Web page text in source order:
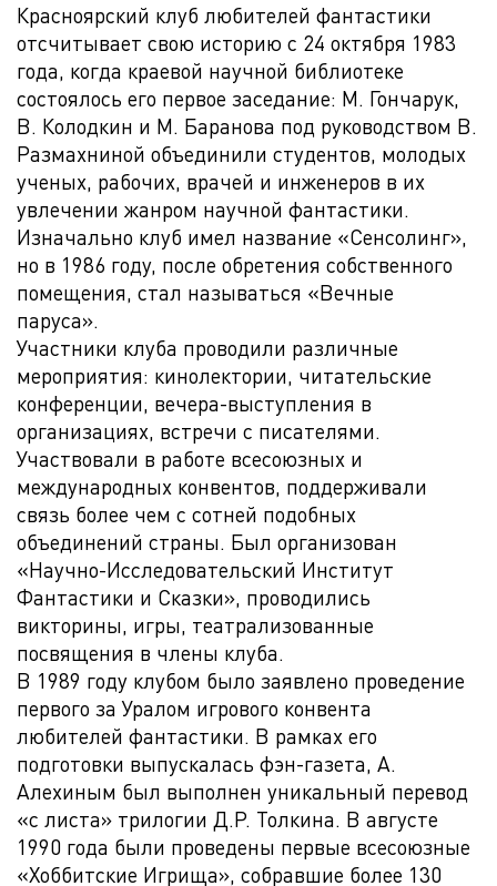
Красноярский клуб любителей фантастики
отсчитывает свою историю с 24 октября 1983
года, когда краевой научной библиотеке
состоялось его первое заседание: М. Гончарук,
В. Колодкин и М. Баранова под руководством В.
Размахниной объединили студентов, молодых
ученых, рабочих, врачей и инженеров в их
увлечении жанром научной фантастики.
Изначально клуб имел название «Сенсолинг»,
но в 1986 году, после обретения собственного
помещения, стал называться «Вечные
паруса».
Участники клуба проводили различные
мероприятия: кинолектории, читательские
конференции, вечера-выступления в
организациях, встречи с писателями.
Участвовали в работе всесоюзных и
международных конвентов, поддерживали
связь более чем с сотней подобных
объединений страны. Был организован
«Научно-Исследовательский Институт
Фантастики и Сказки», проводились
викторины, игры, театрализованные
посвящения в члены клуба.
В 1989 году клубом было заявлено проведение
первого за Уралом игрового конвента
любителей фантастики. В рамках его
подготовки выпускалась фэн-газета, А.
Алехиным был выполнен уникальный перевод
«с листа» трилогии Д.Р. Толкина. В августе
1990 года были проведены первые всесоюзные
«Хоббитские Игрища», собравшие более 130